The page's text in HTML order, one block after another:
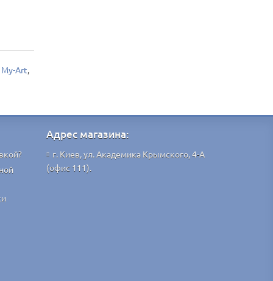
My-Art,
Адрес магазина:
г. Киев, ул. Академика Крымского, 4-А
(офис 111).